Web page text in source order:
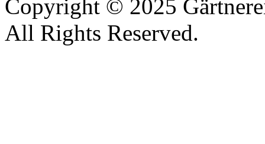
Copyright © 2025
All Rights Reserved.